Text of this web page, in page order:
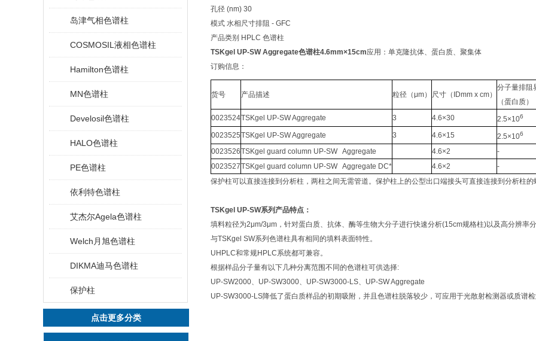
岛津气相色谱柱
COSMOSIL液相色谱柱
Hamilton色谱柱
MN色谱柱
Develosil色谱柱
HALO色谱柱
PE色谱柱
依利特色谱柱
艾杰尔Agela色谱柱
Welch月旭色谱柱
DIKMA迪马色谱柱
保护柱
点击更多分类
孔径 (nm) 30
模式 水相尺寸排阻 - GFC
产品类别 HPLC 色谱柱
TSKgel UP-SW Aggregate色谱柱4.6mm×15cm应用：单克隆抗体、蛋白质、聚集体
订购信息：
货号 产品描述 粒径（μm） 尺寸（IDmm x cm）
分子量排阻
（蛋白质）
0023524TSKgel UP-SW Aggregate 3 4.6×30 2.5×106
0023525TSKgel UP-SW Aggregate 3 4.6×15 2.5×106
0023526TSKgel guard column UP-SW Aggregate 4.6×2
-
0023527TSKgel guard column UP-SW Aggregate DC* 4.6×2
-
保护柱可以直接连接到分析柱，两柱之间无需管道。保护柱上的公型出口端接头可直接连接到分析柱的
TSKgel UP-SW系列产品特点：
填料粒径为2μm/3μm，针对蛋白质、抗体、酶等生物大分子进行快速分析(15cm规格柱)以及高分辨率
与TSKgel SW系列色谱柱具有相同的填料表面特性。
UHPLC和常规HPLC系统都可兼容。
根据样品分子量有以下几种分离范围不同的色谱柱可供选择:
UP-SW2000、UP-SW3000、UP-SW3000-LS、UP-SW Aggregate
UP-SW3000-LS降低了蛋白质样品的初期吸附，并且色谱柱脱落较少，可应用于光散射检测器或质谱